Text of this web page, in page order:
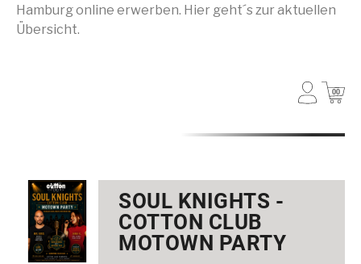
Hamburg online erwerben. Hier geht´s zur aktuellen
Übersicht.